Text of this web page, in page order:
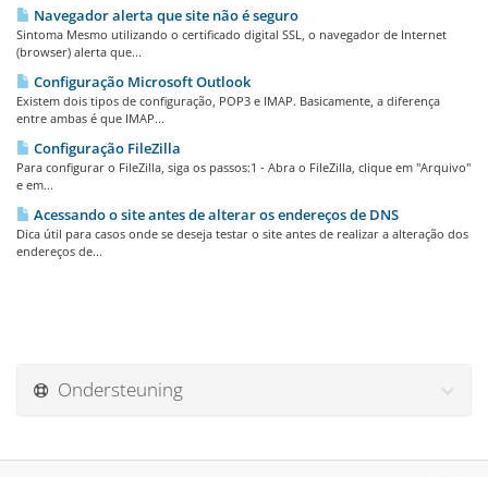
Navegador alerta que site não é seguro
Sintoma Mesmo utilizando o certificado digital SSL, o navegador de Internet
(browser) alerta que...
Configuração Microsoft Outlook
Existem dois tipos de configuração, POP3 e IMAP. Basicamente, a diferença
entre ambas é que IMAP...
Configuração FileZilla
Para configurar o FileZilla, siga os passos:1 - Abra o FileZilla, clique em "Arquivo"
e em...
Acessando o site antes de alterar os endereços de DNS
Dica útil para casos onde se deseja testar o site antes de realizar a alteração dos
endereços de...
Ondersteuning